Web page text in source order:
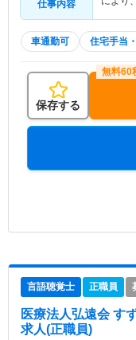
仕事内容
車通勤可 住宅手当
保存する
言語聴覚士 正職員
医療法人弘遠会 す
求人(正職員)